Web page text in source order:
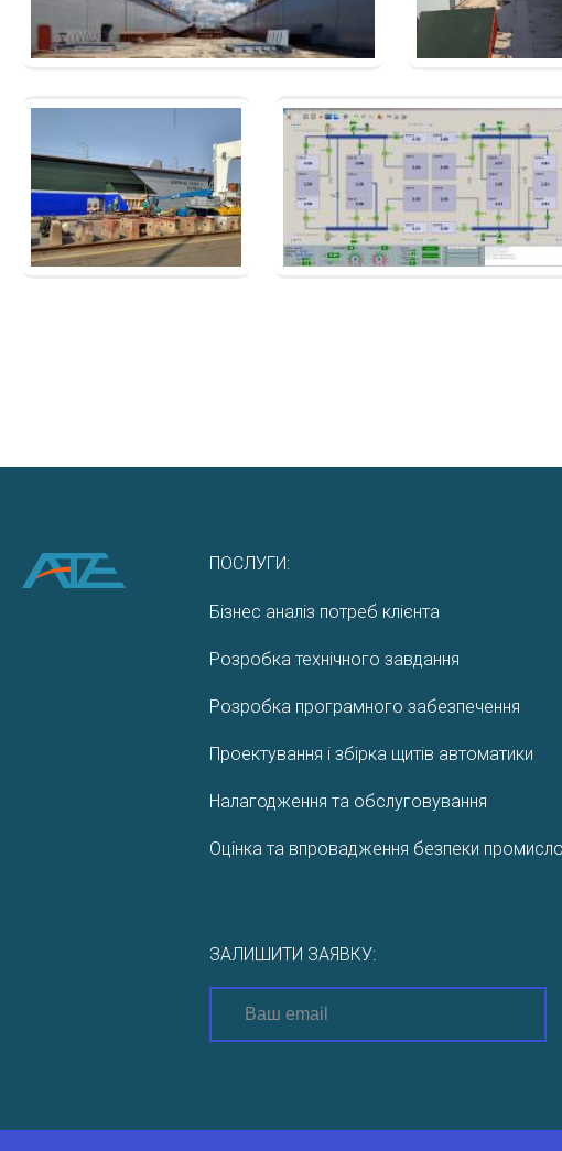
ПОСЛУГИ:
Бізнес аналіз потреб клієнта
Розробка технічного завдання
Розробка програмного забезпечення
Проектування і збірка щитів автоматики
Налагодження та обслуговування
Оцінка та впровадження безпеки
ЗАЛИШИТИ ЗАЯВКУ: